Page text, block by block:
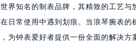
界知名的制表品牌，其精致的工艺与
日常使用中遇到划痕。当浪琴腕表的
为钟表爱好者提供一份全面的解决方